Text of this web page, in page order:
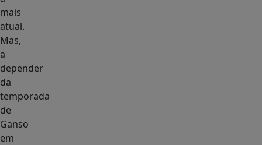
mais
atual.
Mas,
a
depender
da
temporada
de
Ganso
em